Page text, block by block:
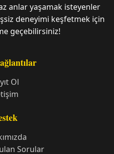
anlar yaşamak isteyenler
deneyimi keşfetmek için
geçebilirsiniz!
Ol
Sorular